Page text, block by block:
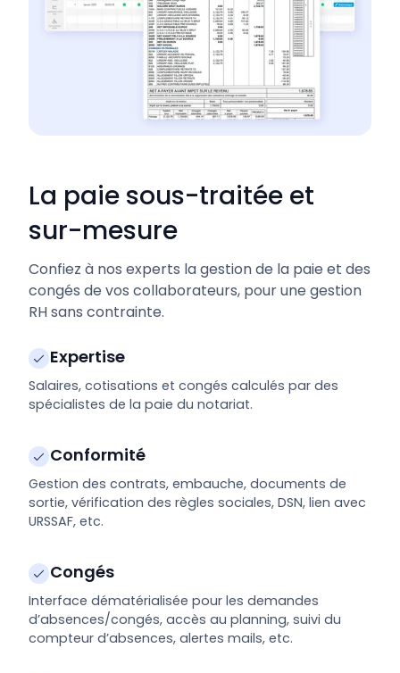
La paie sous-traitée et
sur-mesure
Confiez à nos experts la gestion de la paie et des
congés de vos collaborateurs, pour une gestion
RH sans contrainte.
Expertise
Salaires, cotisations et congés calculés par des
spécialistes de la paie du notariat.
Conformité
Gestion des contrats, embauche, documents de
sortie, vérification des règles sociales, DSN, lien avec
URSSAF, etc.
Congés
Interface dématérialisée pour les demandes
d’absences/congés, accès au planning, suivi du
compteur d’absences, alertes mails, etc.